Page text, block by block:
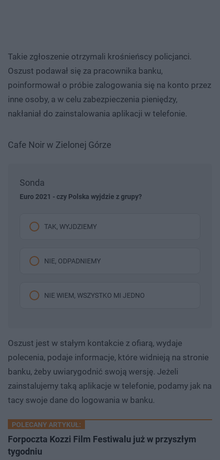
Takie zgłoszenie otrzymali krośnieńscy policjanci.
Oszust podawał się za pracownika banku,
poinformował o próbie zalogowania się na konto przez
inne osoby, a w celu zabezpieczenia pieniędzy,
nakłaniał do zainstalowania aplikacji w telefonie.
Cafe Noir w Zielonej Górze
Sonda
Euro 2021 - czy Polska wyjdzie z grupy?
TAK, WYJDZIEMY
NIE, ODPADNIEMY
NIE WIEM, WSZYSTKO MI JEDNO
Oszust jest w stałym kontakcie z ofiarą, wydaje
polecenia, podaje informacje, które widnieją na stronie
banku, żeby uwiarygodnić swoją wersję. Jeżeli
zainstalujemy taką aplikacje w telefonie, podamy jak na
tacy swoje dane do logowania w banku.
POLECANY ARTYKUŁ:
Forpoczta Kozzi Film Festiwalu już w przyszłym
tygodniu